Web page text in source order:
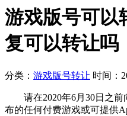
游戏版号可以
复可以转让吗
分类： 游戏版号转让 时间：
请在2020年6月30日之前
布的任何付费游戏或可提供